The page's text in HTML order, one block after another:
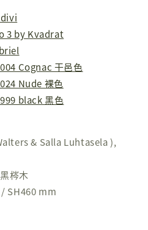
3 by Kvadrat
Cognac 干邑色
Nude 裸色
black 黑色
& Salla Luhtasela ),
梣木
/ SH460 mm